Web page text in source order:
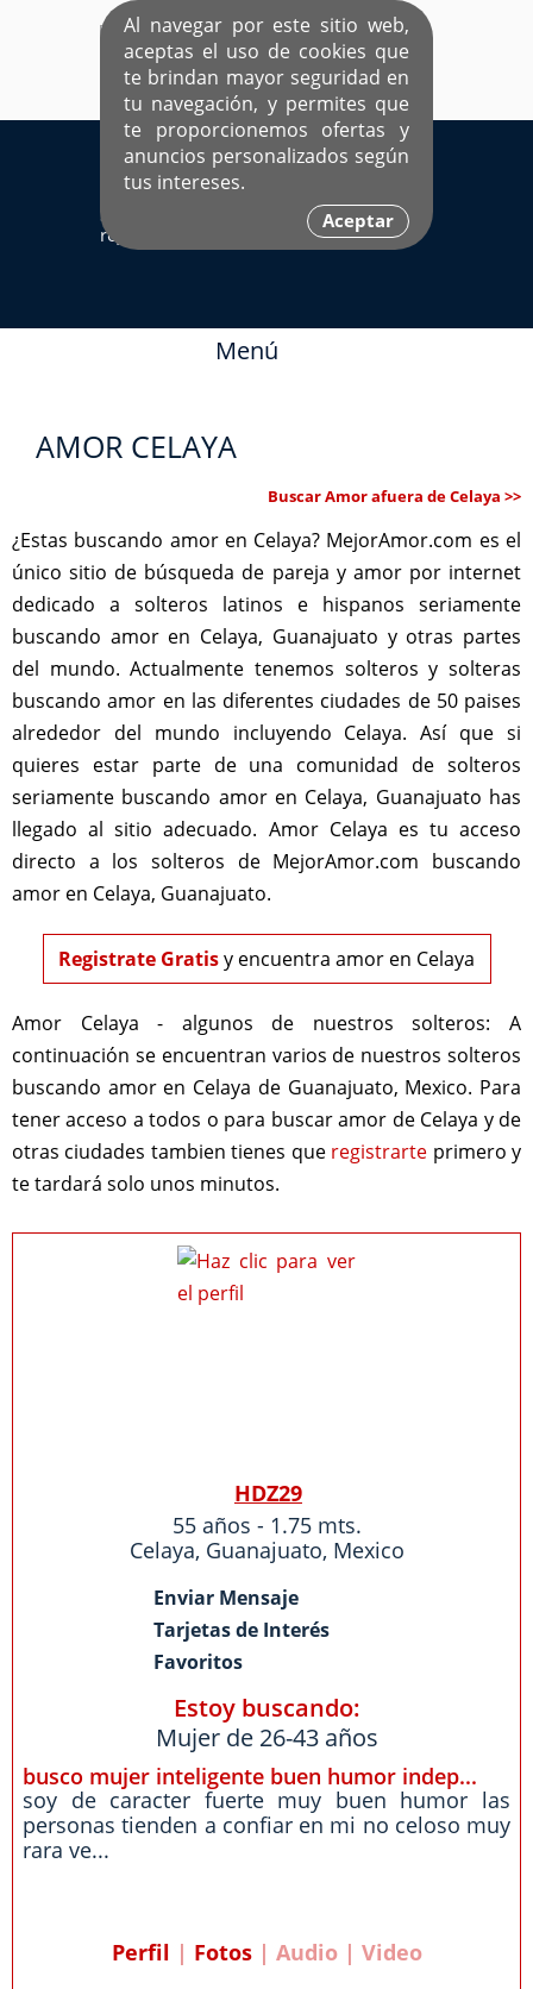
Al navegar por este sitio web,
aceptas el uso de cookies que
te brindan mayor seguridad en
tu navegación, y permites que
te proporcionemos ofertas y
anuncios personalizados según
tus intereses.
Aceptar
EL ÚNICO SITIO DEDICADO A SOLTEROS
HISPANOS COMO TÚ
Ingresa aquí
Sí ya estás
registrado
Menú
AMOR CELAYA
Buscar Amor afuera de Celaya >>
¿Estas buscando amor en Celaya? MejorAmor.com es el
único sitio de búsqueda de pareja y amor por internet
dedicado a solteros latinos e hispanos seriamente
buscando amor en Celaya, Guanajuato y otras partes
del mundo. Actualmente tenemos solteros y solteras
buscando amor en las diferentes ciudades de 50 paises
alrededor del mundo incluyendo Celaya. Así que si
quieres estar parte de una comunidad de solteros
seriamente buscando amor en Celaya, Guanajuato has
llegado al sitio adecuado. Amor Celaya es tu acceso
directo a los solteros de MejorAmor.com buscando
amor en Celaya, Guanajuato.
Registrate Gratisy encuentra amor en Celaya
Amor Celaya - algunos de nuestros solteros: A
continuación se encuentran varios de nuestros solteros
buscando amor en Celaya de Guanajuato, Mexico. Para
tener acceso a todos o para buscar amor de Celaya y de
otras ciudades tambien tienes que registrarte primero y
te tardará solo unos minutos.
HDZ29
55 años - 1.75 mts.
Celaya, Guanajuato, Mexico
Enviar Mensaje
Tarjetas de Interés
Favoritos
Estoy buscando:
Mujer de 26-43 años
busco mujer inteligente buen humor indep...
soy de caracter fuerte muy buen humor las
personas tienden a confiar en mi no celoso muy
rara ve...
Perfil | Fotos| Audio | Video